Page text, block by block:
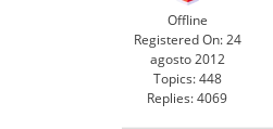
Offline
Registered On: 24
agosto 2012
Topics: 448
Replies:4069